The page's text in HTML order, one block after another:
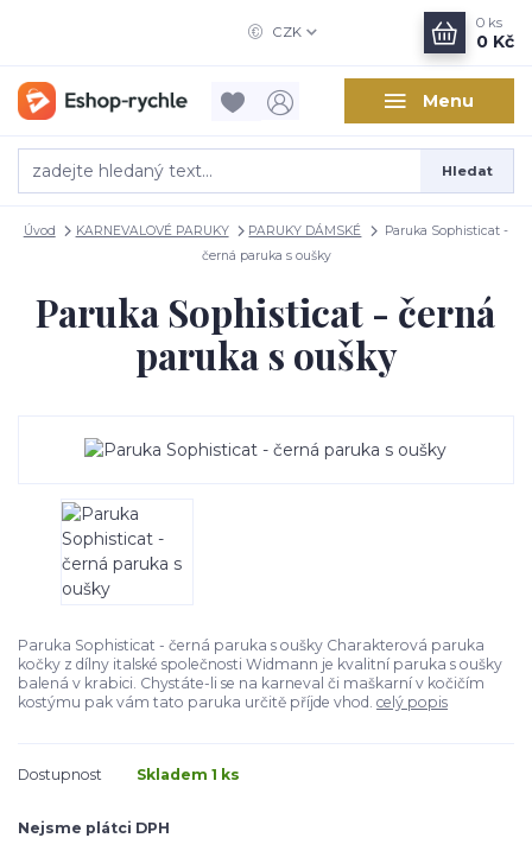
Menu
CZK
Hledat
0 ks
0 Kč
Úvod KARNEVALOVÉ PARUKY PARUKY DÁMSKÉ
Paruka Sophisticat -
černá paruka s oušky
Paruka Sophisticat - černá
paruka s oušky
Paruka Sophisticat - černá paruka s oušky Charakterová paruka
kočky z dílny italské společnosti Widmann je kvalitní paruka s oušky
balená v krabici. Chystáte-li se na karneval či maškarní v kočičím
kostýmu pak vám tato paruka určitě příjde vhod. celý popis
Dostupnost Skladem 1 ks
Nejsme plátci DPH